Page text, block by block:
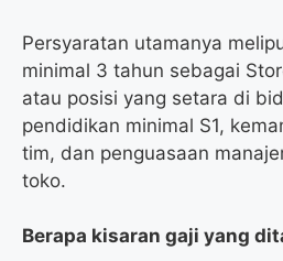
Persyaratan utamanya
minimal 3 tahun sebagai
atau posisi yang setara di
pendidikan minimal S1,
tim, dan penguasaan
toko.
Berapa kisaran gaji yang